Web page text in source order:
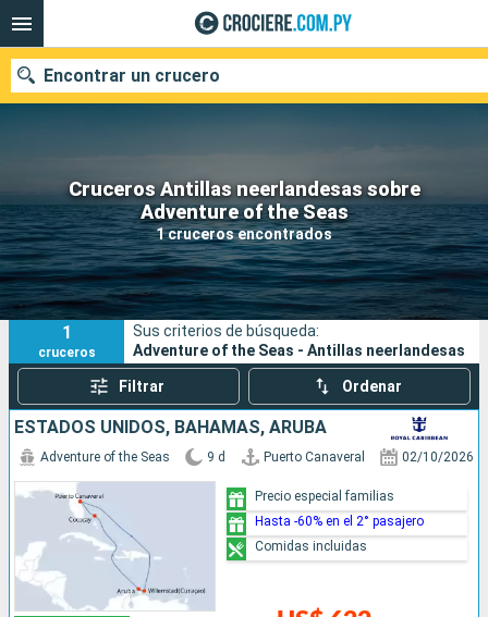
Cruceros Antillas neerlandesas sobre
Adventure of the Seas
1 cruceros encontrados
Encontrar un crucero
Nuestros destinos
Fecha de salida
Puertos Compañías
Buscar
1
cruceros
Sus criterios de búsqueda:
Adventure of the Seas - Antillas neerlandesas
Filtrar Ordenar
ESTADOS UNIDOS, BAHAMAS, ARUBA
Adventure of the Seas 9 d Puerto Canaveral 02/10/2026
Precio especial familias
Hasta -60% en el 2° pasajero
Comidas incluidas